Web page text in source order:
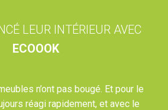
LEUR INTÉRIEUR AVEC
ECOOOK
n’ont pas bougé. Et pour le
réagi rapidement, et avec le